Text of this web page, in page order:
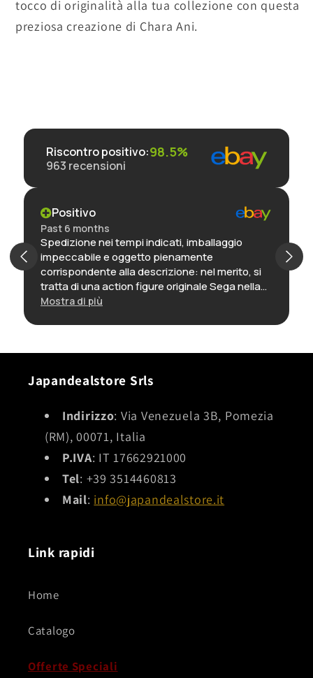
tocco di originalità alla tua collezione con questa
preziosa creazione di Chara Ani.
Riscontro positivo:98.5%
963 recensioni
Positivo
Past 6 months
Spedizione nei tempi indicati, imballaggio
impeccabile e oggetto pienamente
corrispondente alla descrizione: nel merito, si
tratta di una action figure originale Sega nella
sua confezione, ancora incartata, ed è
interessante.
Mostra di più
Japandealstore Srls
Indirizzo: Via Venezuela 3B, Pomezia
(RM), 00071, Italia
P.IVA: IT 17662921000
Tel: +39 3514460813
Mail: info@japandealstore.it
Link rapidi
Home
Catalogo
Offerte Speciali